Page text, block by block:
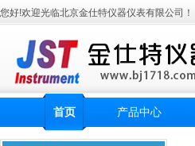
您好!欢迎光临北京金仕特仪器仪表有限公司！
首页 产品中心